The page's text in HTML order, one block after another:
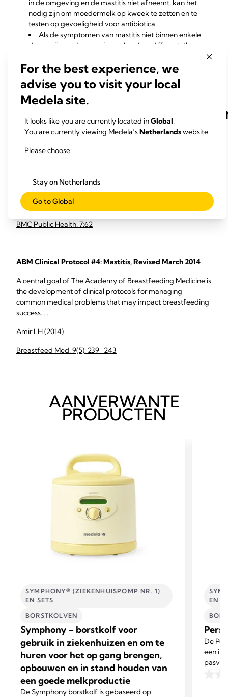
in de omgeving en de mastitis niet afneemt, kan het
nodig zijn om moedermelk op kweek te zetten en te
testen op gevoeligheid voor antibiotica
Als de symptomen van mastitis niet binnen enkele
dagen zijn verdwenen, is een bredere differentiële
diagnose aan te raden om te onderzoeken of er sprake
is van resistente bacteriën, vorming van een abces of
een ander probleem met de borst
A descriptive study of mastitis in Australian
breastfeeding women: incidence and determinants
inflammation of breast tissue, which may or may ...
Amir LH, Forster DA , Lumley J, McLachlan H (2007)
BMC Public Health. 7:62
ABM Clinical Protocol #4: Mastitis, Revised March 2014
A central goal of The Academy of Breastfeeding Medicine is
the development of clinical protocols for managing
common medical problems that may impact breastfeeding
success. ...
Amir LH (2014)
Breastfeed Med. 9(5): 239–243
AANVERWANTE
PRODUCTEN
SYMPHONY® (ZIEKENHUISPOMP NR. 1)
EN SETS
BORSTKOLVEN
Symphony – borstkolf voor
gebruik in ziekenhuizen en om te
huren voor het op gang brengen,
opbouwen en in stand houden van
een goede melkproductie
De Symphony borstkolf is gebaseerd op
EN
De
een
For the best experience, we
advise you to visit your local
Medela site.
It looks like you are currently located inGlobal.
You are currently viewing Medela’sNetherlandswebsite.
Please choose:
Stay on Netherlands
Go to Global